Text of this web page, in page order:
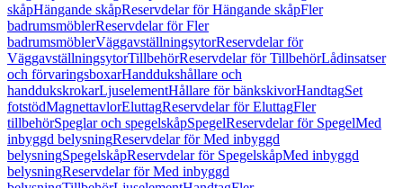
skåpHängande skåpReservdelar för Hängande skåpFler
badrumsmöblerReservdelar för Fler
badrumsmöblerVäggavställningsytorReservdelar för
VäggavställningsytorTillbehörReservdelar för TillbehörLådinsatser
och förvaringsboxarHanddukshållare och
handdukskrokarLjuselementHållare för bänkskivorHandtagSet
fotstödMagnettavlorEluttagReservdelar för EluttagFler
tillbehörSpeglar och spegelskåpSpegelReservdelar för SpegelMed
inbyggd belysningReservdelar för Med inbyggd
belysningSpegelskåpReservdelar för SpegelskåpMed inbyggd
belysningReservdelar för Med inbyggd